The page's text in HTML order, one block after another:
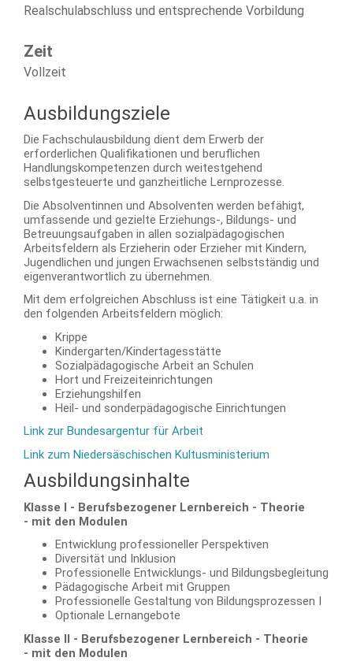
Realschulabschluss und entsprechende Vorbildung
Zeit
Vollzeit
Ausbildungsziele
Die Fachschulausbildung dient dem Erwerb der
erforderlichen Qualifikationen und beruflichen
Handlungskompetenzen durch weitestgehend
selbstgesteuerte und ganzheitliche Lernprozesse.
Die Absolventinnen und Absolventen werden befähigt,
umfassende und gezielte Erziehungs-, Bildungs- und
Betreuungsaufgaben in allen sozialpädagogischen
Arbeitsfeldern als Erzieherin oder Erzieher mit Kindern,
Jugendlichen und jungen Erwachsenen selbstständig und
eigenverantwortlich zu übernehmen.
Mit dem erfolgreichen Abschluss ist eine Tätigkeit u.a. in
den folgenden Arbeitsfeldern möglich:
Krippe
Kindergarten/Kindertagesstätte
Sozialpädagogische Arbeit an Schulen
Hort und Freizeiteinrichtungen
Erziehungshilfen
Heil- und sonderpädagogische Einrichtungen
Link zur Bundesargentur für Arbeit
Link zum Niedersäschischen Kultusministerium
Ausbildungsinhalte
Klasse I - Berufsbezogener Lernbereich - Theorie
- mit den Modulen
Entwicklung professioneller Perspektiven
Diversität und Inklusion
Professionelle Entwicklungs- und Bildungsbegleitung
Pädagogische Arbeit mit Gruppen
Professionelle Gestaltung von Bildungsprozessen I
Optionale Lernangebote
Klasse II - Berufsbezogener Lernbereich - Theorie
- mit den Modulen